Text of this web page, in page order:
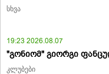
სხვა
19:23 2026.08.07
"გონიომ" გიორგი
კლუბები